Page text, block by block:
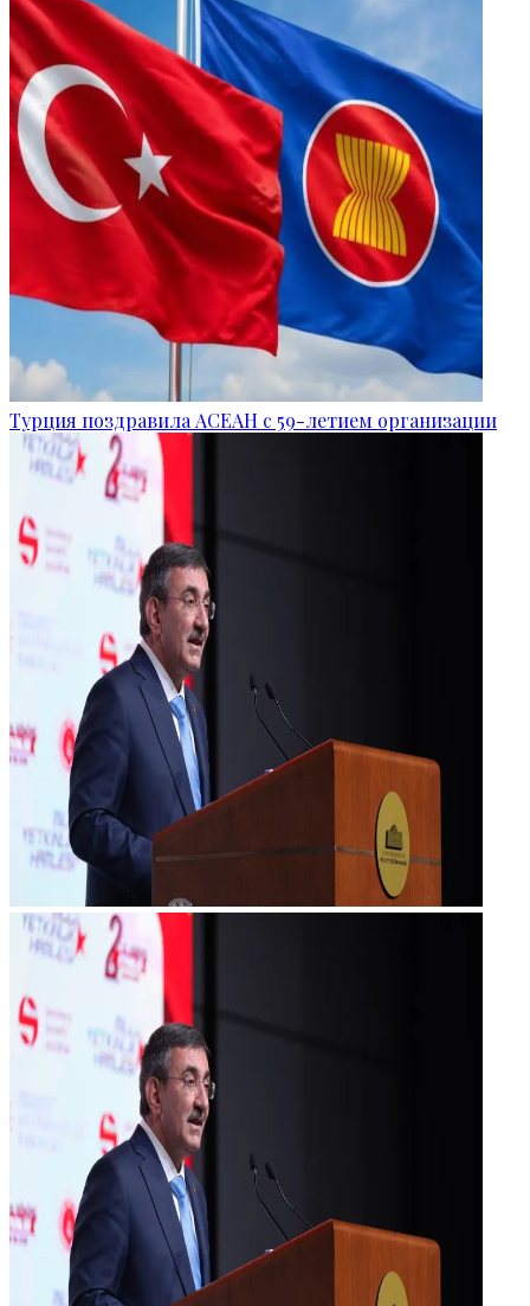
Турция поздравила АСЕАН с 59-летием организации